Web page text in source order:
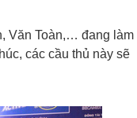
Văn Toàn,… đang làm
các cầu thủ này sẽ